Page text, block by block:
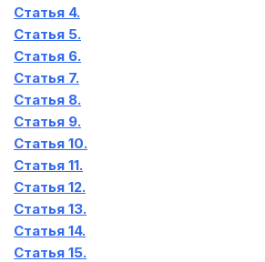
Статья 4.
Статья 5.
Статья 6.
Статья 7.
Статья 8.
Статья 9.
Статья 10.
Статья 11.
Статья 12.
Статья 13.
Статья 14.
Статья 15.